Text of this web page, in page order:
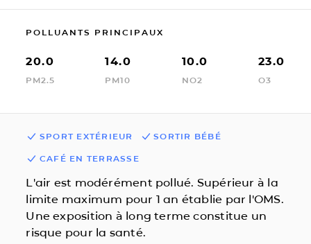
POLLUANTS PRINCIPAUX
20.0
PM2.5
14.0
PM10
10.0
NO2
23.0
O3
SPORT EXTÉRIEUR SORTIR BÉBÉ
CAFÉ EN TERRASSE
L'air est modérément pollué. Supérieur à la
limite maximum pour 1 an établie par l'OMS.
Une exposition à long terme constitue un
risque pour la santé.